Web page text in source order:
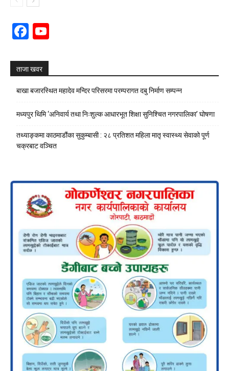
Facebook
ताजा खवर
बाखा बजारस्थित महादेव मन्दिर परिसरमा परम्परागत दबु निर्माण सम्पन्न
मध्यपुर थिमि ‘अनिवार्य तथा निःशुल्क आधारभूत शिक्षा सुनिश्चित नगरपालिका’ घोषणा
तथ्याङ्कमा काठमाडौंका सुकुम्बासी : २८ प्रतिशत महिला मातृ स्वास्थ्य सेवाको पूर्ण
चक्रबाट वञ्चित